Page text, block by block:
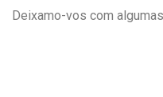
Deixamo-vos com